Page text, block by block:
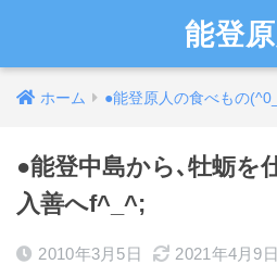
能登
ホーム ●能登原人の食べもの
●能登中島から､牡蛎
入善へf^_^;
2010年3月5日 2021年4月9日